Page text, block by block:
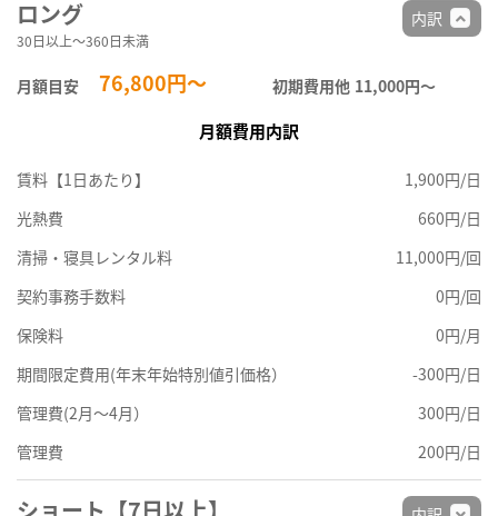
ロング
30日以上～360日未満
月額目安 76,800円～ 初期費用他 11,000円〜
内訳
月額費用内訳
賃料【1日あたり】
1,900円/日
光熱費
660円/日
清掃・寝具レンタル料
11,000円/回
契約事務手数料
0円/回
保険料
0円/月
期間限定費用(年末年始特別値引価格）
-300円/日
管理費(2月～4月）
300円/日
管理費
200円/日